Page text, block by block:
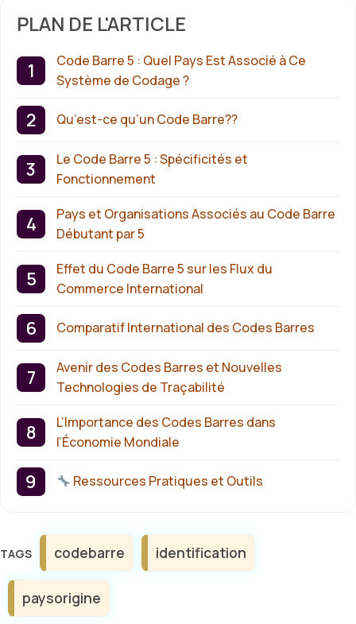
PLAN DE L'ARTICLE
Code Barre 5 : Quel Pays Est Associé à Ce
Système de Codage ?
Qu’est-ce qu’un Code Barre??
Le Code Barre 5 : Spécificités et
Fonctionnement
Pays et Organisations Associés au Code Barre
Débutant par 5
Effet du Code Barre 5 sur les Flux du
Commerce International
Comparatif International des Codes Barres
Avenir des Codes Barres et Nouvelles
Technologies de Traçabilité
L’Importance des Codes Barres dans
l’Économie Mondiale
Ressources Pratiques et Outils
Étiquettes
codebarre identification
paysorigine